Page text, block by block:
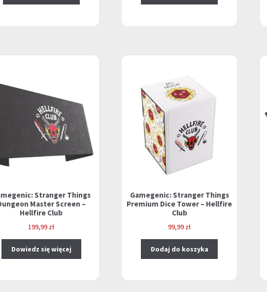
Stranger Things
Master Screen –
Hellfire Club
199,99 zł
Dowiedz się więcej
Gamegenic: Stranger Things
Premium Dice Tower – Hellfire
Club
99,99 zł
Dodaj do koszyka